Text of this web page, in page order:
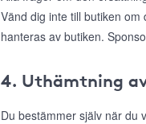
Vänd dig inte till butiken
hanteras av butiken.
4. Uthämtning
Du bestämmer själv när du